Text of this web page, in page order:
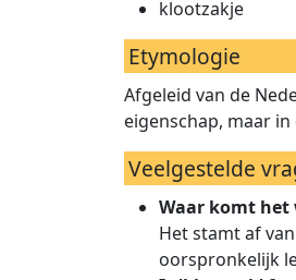
klootzakje
Etymologie
Afgeleid van de
eigenschap, maar
Veelgestelde
Waar komt het
Het stamt af
oorspronkelijk